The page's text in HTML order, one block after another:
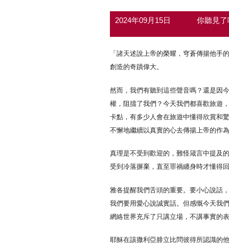
2024年09月15日 你聽見
「諸天述說上帝的榮耀，穹蒼傳揚他
創造的奇蹟偉大。
然而，我們有聽到這些聲音嗎？還是因
權，阻擋了我們？今天我們都喜歡旅遊
卡點，有多少人會在旅遊中懂得欣賞和
不懈地繼續以真實的心去傳揚上帝的作
真理是不受到歡迎的，難怪箴言中提及
受到冷落摒棄，直至罪禍纏身時才懂得
雅各提醒我們舌頭的重要。要小心說話
我們要用愛心說誠實話。但感慨今天我
網絡世界充斥了只講立場，不講事實的
耶穌在該撒利亞腓立比問彼得所認識的